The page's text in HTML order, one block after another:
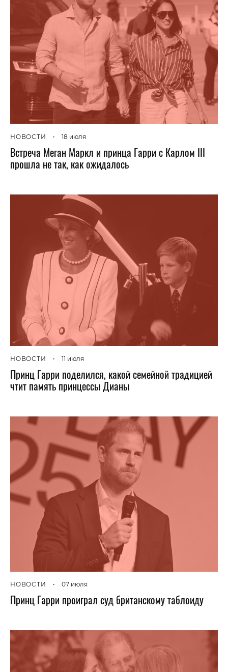
НОВОСТИ • 18 июля
Встреча Меган Маркл и принца Гарри с Карлом III
прошла не так, как ожидалось
НОВОСТИ • 11 июля
Принц Гарри поделился, какой семейной традицией
чтит память принцессы Дианы
НОВОСТИ • 07 июля
Принц Гарри проиграл суд британскому таблоиду